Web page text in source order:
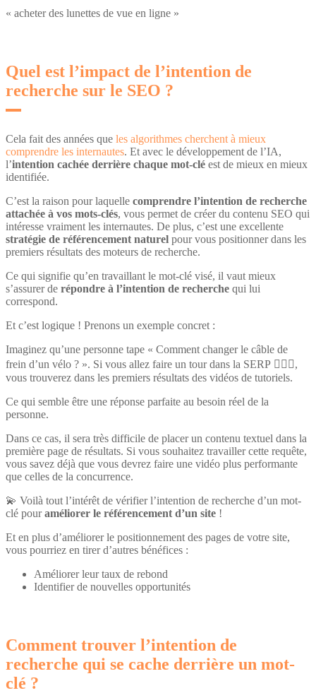
« acheter des lunettes de vue en ligne »
Quel est l’impact de l’intention de
recherche sur le SEO ?
Cela fait des années que les algorithmes cherchent à mieux
comprendre les internautes. Et avec le développement de l’IA,
l’intention cachée derrière chaque mot-clé est de mieux en mieux
identifiée.
C’est la raison pour laquelle comprendre l’intention de recherche
attachée à vos mots-clés, vous permet de créer du contenu SEO qui
intéresse vraiment les internautes. De plus, c’est une excellente
stratégie de référencement naturel pour vous positionner dans les
premiers résultats des moteurs de recherche.
Ce qui signifie qu’en travaillant le mot-clé visé, il vaut mieux
s’assurer de répondre à l’intention de recherche qui lui
correspond.
Et c’est logique ! Prenons un exemple concret :
Imaginez qu’une personne tape « Comment changer le câble de
frein d’un vélo ? ». Si vous allez faire un tour dans la SERP 🚴🏻‍♀️,
vous trouverez dans les premiers résultats des vidéos de tutoriels.
Ce qui semble être une réponse parfaite au besoin réel de la
personne.
Dans ce cas, il sera très difficile de placer un contenu textuel dans la
première page de résultats. Si vous souhaitez travailler cette requête,
vous savez déjà que vous devrez faire une vidéo plus performante
que celles de la concurrence.
💫 Voilà tout l’intérêt de vérifier l’intention de recherche d’un mot-
clé pouraméliorer le référencement d’un site !
Et en plus d’améliorer le positionnement des pages de votre site,
vous pourriez en tirer d’autres bénéfices :
Améliorer leur taux de rebond
Identifier de nouvelles opportunités
Comment trouver l’intention de
recherche qui se cache derrière un mot-
clé ?